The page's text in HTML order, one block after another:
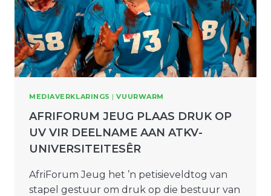
MEDIAVERKLARINGS |VUURWARM
AFRIFORUM JEUG PLAAS DRUK OP
UV VIR DEELNAME AAN ATKV-
UNIVERSITEITESÊR
AfriForum Jeug het ’n petisieveldtog van
stapel gestuur om druk op die bestuur van